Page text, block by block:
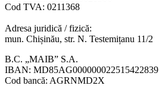
Cod TVA: 0211368
Adresa juridică / fizică:
mun. Chișinău, str. N. Testemițanu 11/2
B.C. „MAIB” S.A.
IBAN: MD85AG000000022515422839
Cod bancă: AGRNMD2X